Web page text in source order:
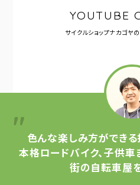
YOUTUBE
サイクルショップナカゴヤの
色んな楽しみ方ができる
本格ロードバイク、子供車
街の自転車屋を